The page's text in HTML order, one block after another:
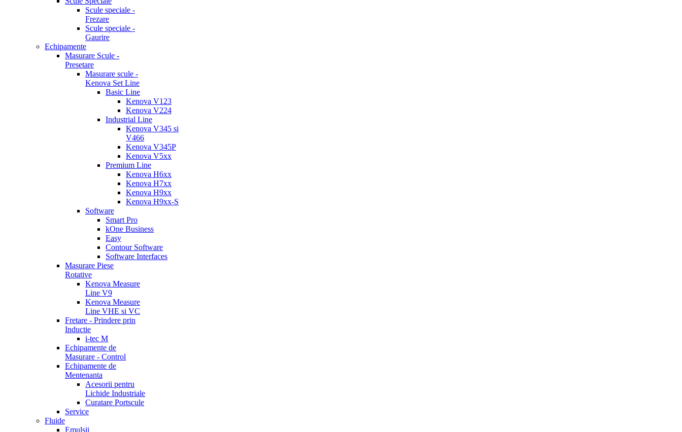
Scule speciale -
Frezare
Scule speciale -
Gaurire
Echipamente
Masurare Scule -
Presetare
Masurare scule -
Kenova Set Line
Basic Line
Kenova V123
Kenova V224
Industrial Line
Kenova V345 si
V466
Kenova V345P
Kenova V5xx
Premium Line
Kenova H6xx
Kenova H7xx
Kenova H9xx
Kenova H9xx-S
Software
Smart Pro
kOne Business
Easy
Contour Software
Software Interfaces
Masurare Piese
Rotative
Kenova Measure
Line V9
Kenova Measure
Line VHE si VC
Fretare - Prindere prin
Inductie
i-tec M
Echipamente de
Masurare - Control
Echipamente de
Mentenanta
Acesorii pentru
Lichide Industriale
Curatare Portscule
Service
Fluide
Emulsii